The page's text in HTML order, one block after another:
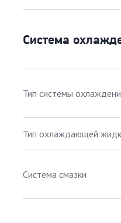
Система
Тип системы
Тип охлаждающей
Система смазки